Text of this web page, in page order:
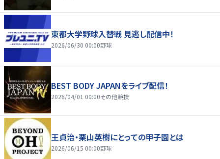
東都大学野球入替戦 見逃し配信中！
2026/06/30 00:00野球
BEST BODY JAPANをライブ配信！
2026/04/01 00:00その他競技
王貞治・栗山英樹にとっての甲子園とは
2026/06/15 00:00野球